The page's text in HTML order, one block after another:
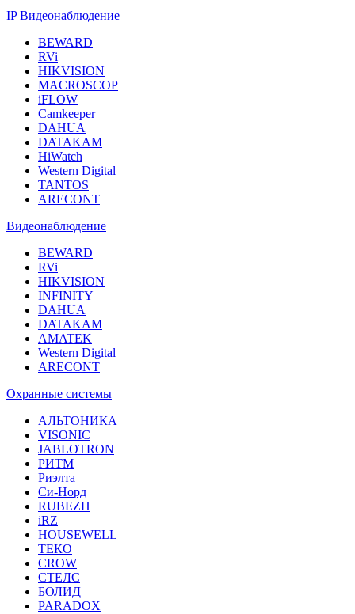
IP Видеонаблюдение
BEWARD
RVi
HIKVISION
MACROSCOP
iFLOW
Camkeeper
DAHUA
DATAKAM
HiWatch
Western Digital
TANTOS
ARECONT
Видеонаблюдение
BEWARD
RVi
HIKVISION
INFINITY
DAHUA
DATAKAM
AMATEK
Western Digital
ARECONT
Охранные системы
АЛЬТОНИКА
VISONIC
JABLOTRON
РИТМ
Риэлта
Си-Норд
RUBEZH
iRZ
HOUSEWELL
ТЕКО
CROW
СТЕЛС
БОЛИД
PARADOX